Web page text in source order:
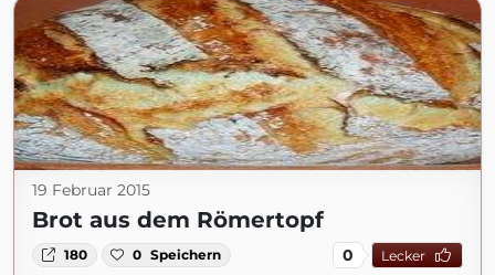
19 Februar 2015
Brot aus dem Römertopf
180 0 Speichern 0 Lecker